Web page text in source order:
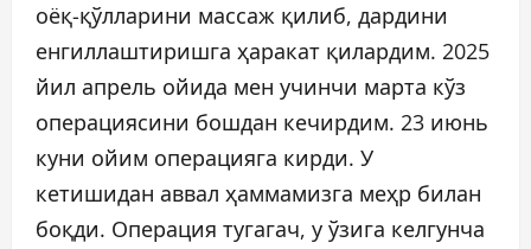
оёқ-қўлларини массаж қилиб, дардини
енгиллаштиришга ҳаракат қилардим. 2025
йил апрель ойида мен учинчи марта кўз
операциясини бошдан кечирдим. 23 июнь
куни ойим операцияга кирди. У
кетишидан аввал ҳаммамизга меҳр билан
боқди. Операция тугагач, у ўзига келгунча